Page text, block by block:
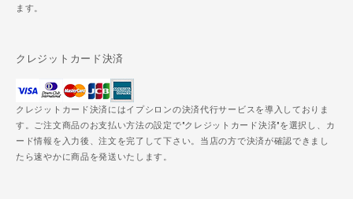
ます。
クレジットカード決済
クレジットカード決済にはイプシロンの決済代行サービスを導入しておりま
す。ご注文商品のお支払い方法の設定で"クレジットカード決済"を選択し、カ
ード情報を入力後、注文を完了して下さい。当店の方で決済が確認できまし
たら速やかに商品を発送いたします。